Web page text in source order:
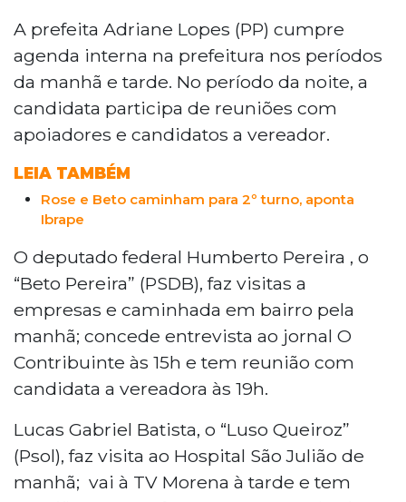
A prefeita Adriane Lopes (PP) cumpre
agenda interna na prefeitura nos períodos
da manhã e tarde. No período da noite, a
candidata participa de reuniões com
apoiadores e candidatos a vereador.
LEIA TAMBÉM
Rose e Beto caminham para 2º turno, aponta
Ibrape
O deputado federal Humberto Pereira , o
“Beto Pereira” (PSDB), faz visitas a
empresas e caminhada em bairro pela
manhã; concede entrevista ao jornal O
Contribuinte às 15h e tem reunião com
candidata a vereadora às 19h.
Lucas Gabriel Batista, o “Luso Queiroz”
(Psol), faz visita ao Hospital São Julião de
manhã; vai à TV Morena à tarde e tem